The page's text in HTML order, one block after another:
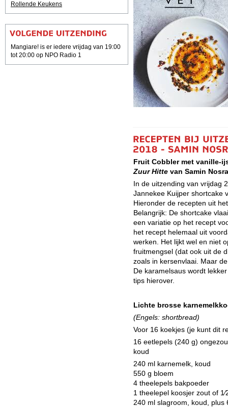
Rollende Keukens
Mangiare! is er iedere vrijdag van 19:00
tot 20:00 op NPO Radio 1
Fruit Cobbler met vanille-
Zuur Hitte van Samin
In de uitzending van vrijdag
Jannekee Kuijper shortcake
Hieronder de recepten uit
Belangrijk: De shortcake
een variatie op het recept
het recept helemaal uit
werken. Het lijkt wel en niet
fruitmengsel (dat ook uit de
zoals in kersenvlaai. Maar
De karamelsaus wordt
tips hierover.
Lichte brosse
(Engels: shortbread)
Voor 16 koekjes (je kunt dit
16 eetlepels (240 g)
koud
240 ml karnemelk, koud
550 g bloem
4 theelepels bakpoeder
1 theelepel koosjer zout of
240 ml slagroom, koud,